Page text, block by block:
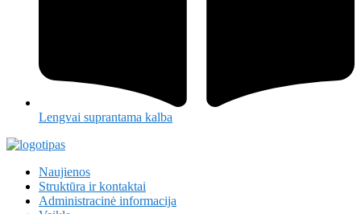
Lengvai suprantama kalba
Naujienos
Struktūra ir kontaktai
Administracinė informacija